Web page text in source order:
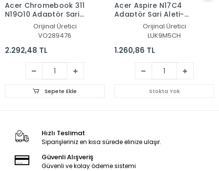
Acer Chromebook 311
N19Q10 Adaptör Şarj
Aleti-CihazıOrijinal Üretici
VO289476
2.292,48 TL
Sepete Ekle
Acer Aspire N17C4
Adaptör Şarj Aleti-
Orijinal Üretici
LUK9M5CH
1.260,86 TL
Stokta Yok
Hızlı Teslimat
Siparişleriniz en kısa sürede elinize ulaşır.
Güvenli Alışveriş
Güvenli ve kolay ödeme sistemi